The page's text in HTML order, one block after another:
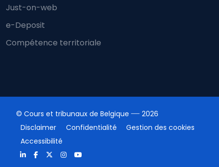
Just-on-web
e-Deposit
Compétence territoriale
© Cours et tribunaux de Belgique
2026
Disclaimer
Confidentialité
Gestion des cookies
Accessibilité